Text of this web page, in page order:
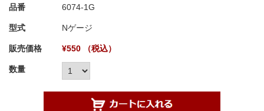
品番 6074-1G
型式 Nゲージ
販売価格 ¥550 （税込）
数量